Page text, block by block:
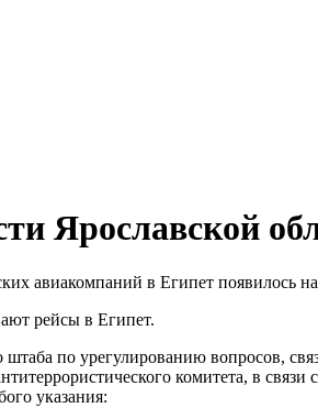
Ярославской
авиакомпаний в Египет появилось
рейсы в Египет.
по урегулированию вопросов,
комитета, в
указания: